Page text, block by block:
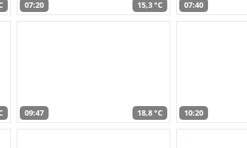
07:20 15,3 °C 07:40
09:47 18,8 °C 10:20